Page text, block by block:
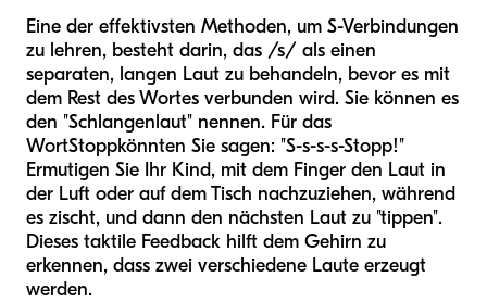
Eine der effektivsten Methoden, um S-Verbindungen
zu lehren, besteht darin, das /s/ als einen
separaten, langen Laut zu behandeln, bevor es mit
dem Rest des Wortes verbunden wird. Sie können es
den "Schlangenlaut" nennen. Für das
WortStoppkönnten Sie sagen: "S-s-s-s-Stopp!"
Ermutigen Sie Ihr Kind, mit dem Finger den Laut in
der Luft oder auf dem Tisch nachzuziehen, während
es zischt, und dann den nächsten Laut zu "tippen".
Dieses taktile Feedback hilft dem Gehirn zu
erkennen, dass zwei verschiedene Laute erzeugt
werden.